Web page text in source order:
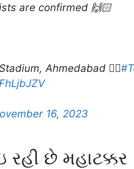
are confirmed 🙌🏻
Ahmedabad 👌🏻
16, 2023
રહી છે મહાટક્કર